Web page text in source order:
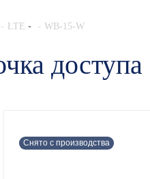
- LTE - WB-15-W
Снято с производства